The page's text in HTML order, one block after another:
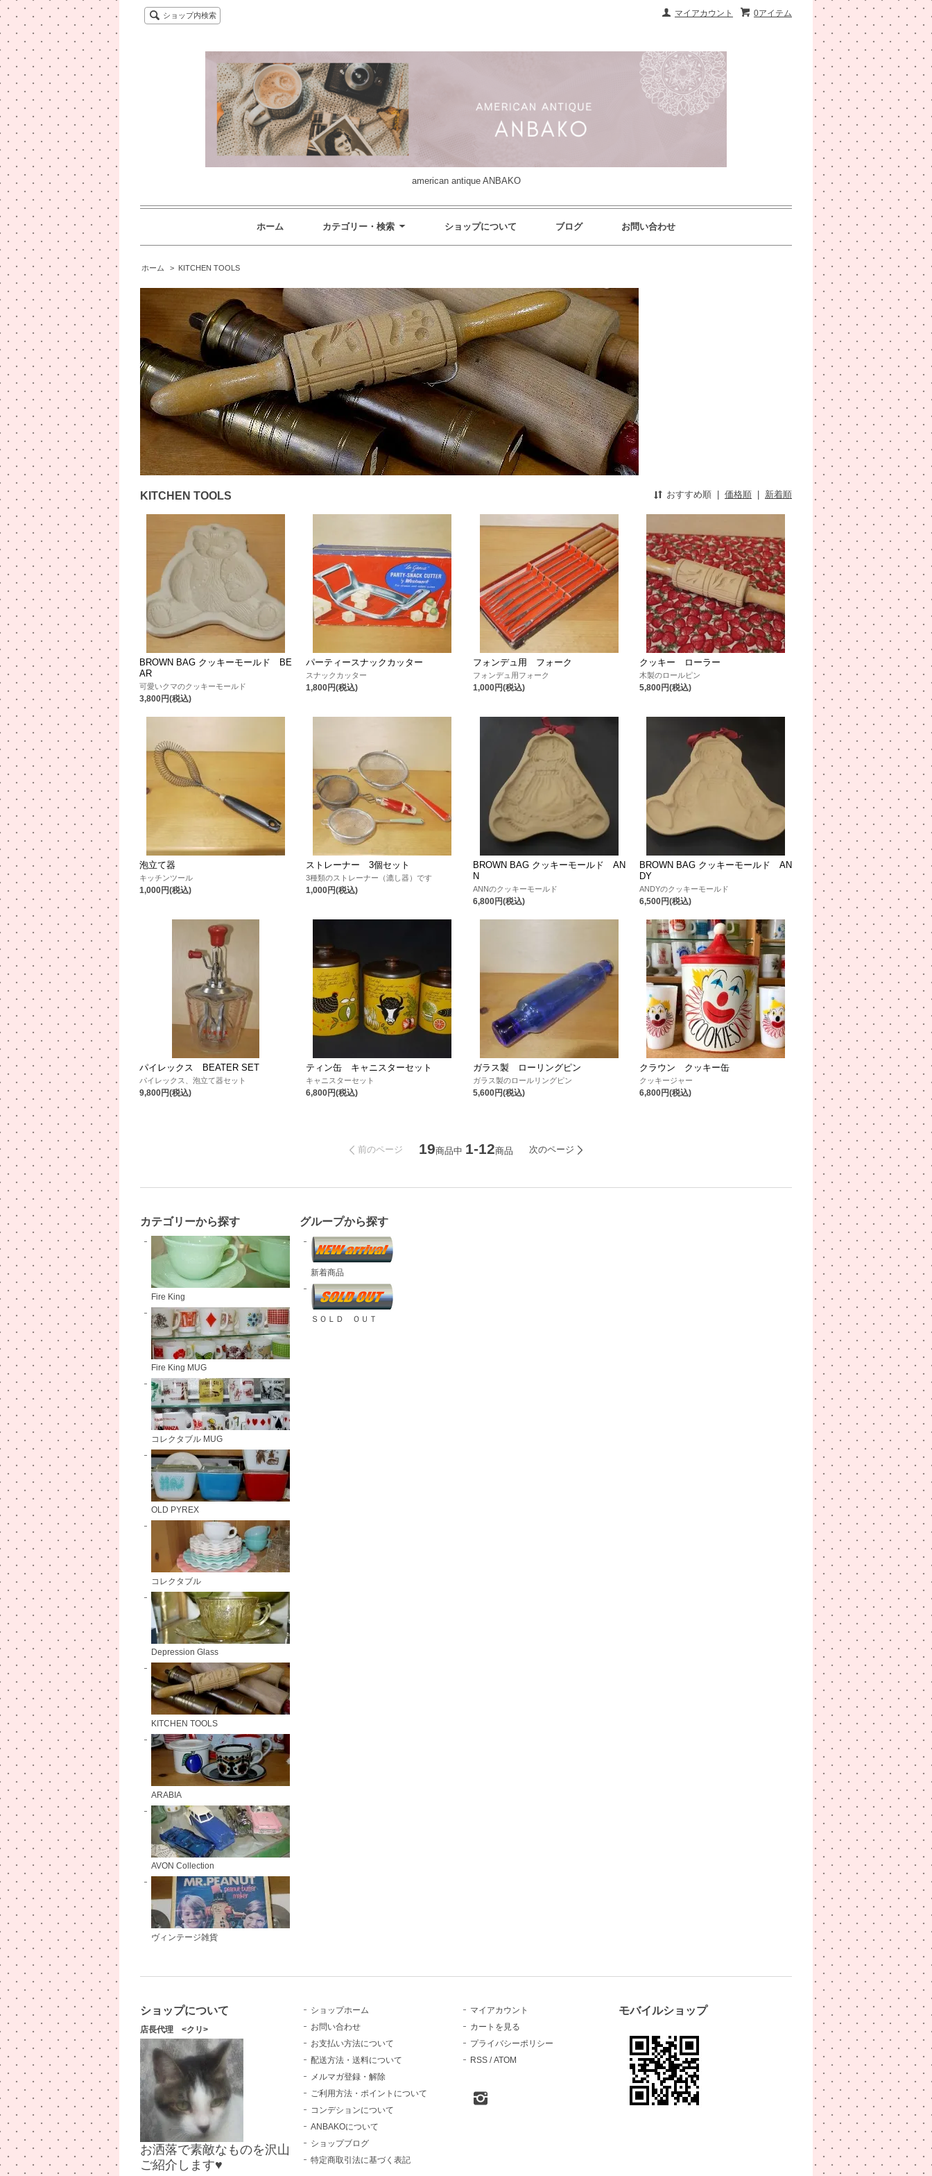
0アイテム
マイアカウント
ショップ内検索
american antique ANBAKO
ホーム カテゴリー・検索 ショップについて ブログ お問い合わせ
ホーム > KITCHEN TOOLS
KITCHEN TOOLS おすすめ順 | 価格順 | 新着順
BROWN BAG クッキーモールド BE
AR
可愛いクマのクッキーモールド
3,800円(税込)
パーティースナックカッター
スナックカッター
1,800円(税込)
フォンデュ用 フォーク
フォンデュ用フォーク
1,000円(税込)
クッキー ローラー
木製のロールピン
5,800円(税込)
泡立て器
キッチンツール
1,000円(税込)
ストレーナー 3個セット
3種類のストレーナー（漉し器）です
1,000円(税込)
BROWN BAG クッキーモールド AN
N
ANNのクッキーモールド
6,800円(税込)
BROWN BAG クッキーモールド AN
DY
ANDYのクッキーモールド
6,500円(税込)
パイレックス BEATER SET
パイレックス、泡立て器セット
9,800円(税込)
ティン缶 キャニスターセット
キャニスターセット
6,800円(税込)
ガラス製 ローリングピン
ガラス製のロールリングピン
5,600円(税込)
クラウン クッキー缶
クッキージャー
6,800円(税込)
前のページ 19商品中 1-12商品 次のページ
カテゴリーから探す
Fire King
Fire King MUG
コレクタブル MUG
OLD PYREX
コレクタブル
Depression Glass
KITCHEN TOOLS
ARABIA
AVON Collection
ヴィンテージ雑貨
グループから探す
新着商品
ＳＯＬＤ ＯＵＴ
ショップについて
店長代理 <クリ>
お洒落で素敵なものを沢山
ご紹介します♥
ショップホーム
お問い合わせ
お支払い方法について
配送方法・送料について
メルマガ登録・解除
ご利用方法・ポイントについて
コンデションについて
ANBAKOについて
ショップブログ
特定商取引法に基づく表記
マイアカウント
カートを見る
プライバシーポリシー
RSS /ATOM
モバイルショップ